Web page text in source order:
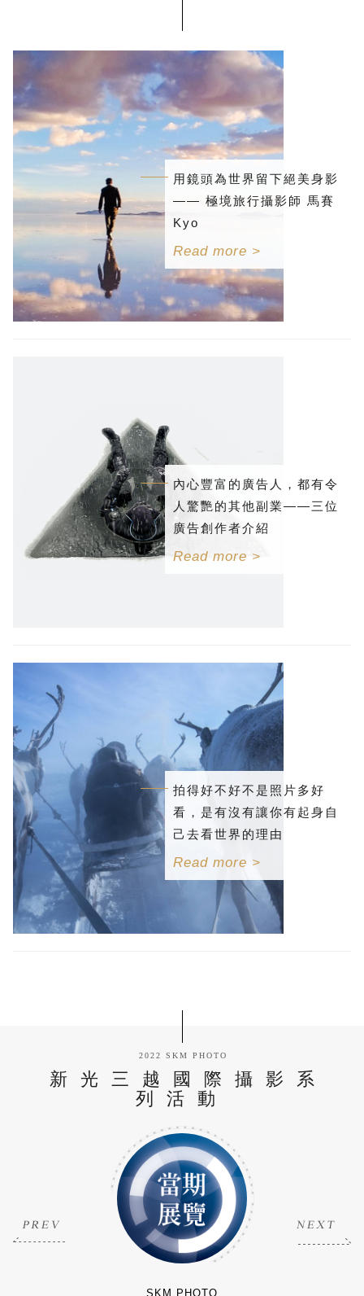
用鏡頭為世界留下絕美身影
—— 極境旅行攝影師 馬賽
Kyo
Read more >
內心豐富的廣告人，都有令
人驚艷的其他副業——三位
廣告創作者介紹
Read more >
拍得好不好不是照片多好
看，是有沒有讓你有起身自
己去看世界的理由
Read more >
2022 SKM PHOTO
新光三越國際攝影系
列活動
SKM PHOTO